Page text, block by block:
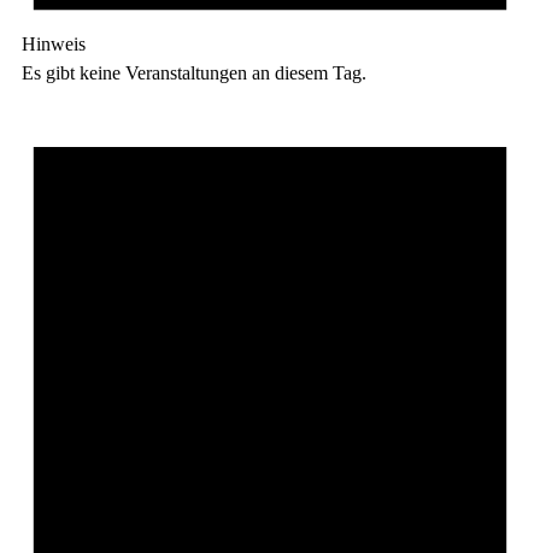
Hinweis
Es gibt keine Veranstaltungen an diesem Tag.